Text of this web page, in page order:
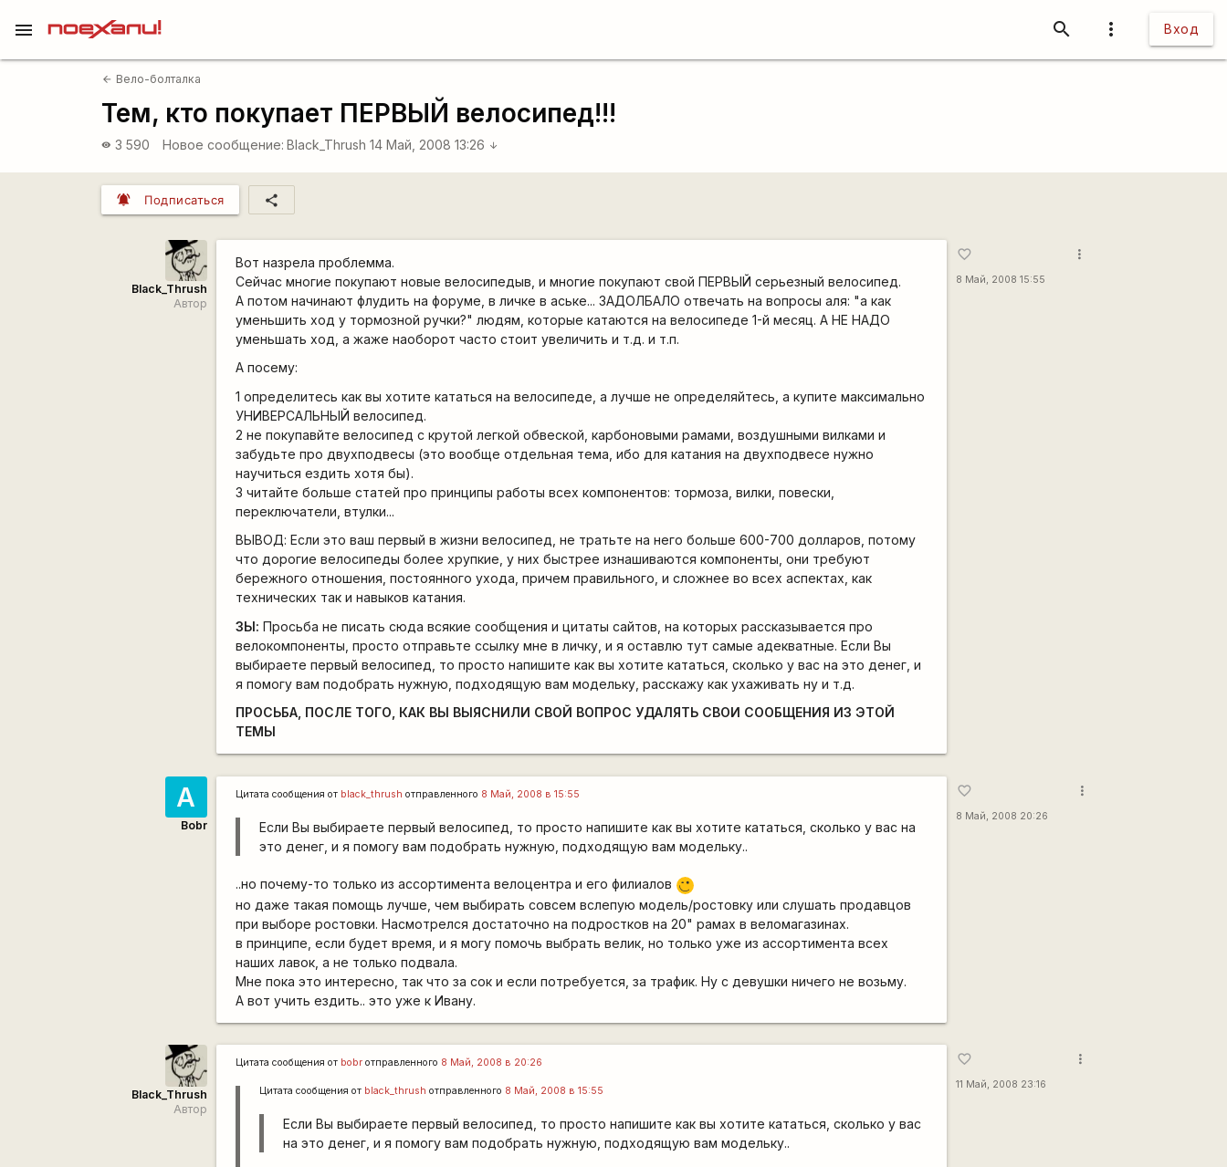
more_vert Вход
search
menu
arrow_back Вело-болталка
Тем, кто покупает ПЕРВЫЙ велосипед!!!
visibility 3 590 Новое сообщение: Black_Thrush 14 Май, 2008 13:26 arrow_downward
notifications_active Подписаться share
Black_Thrush
Автор
Вот назрела проблемма.
Сейчас многие покупают новые велосипедыв, и многие покупают свой ПЕРВЫЙ серьезный велосипед.
А потом начинают флудить на форуме, в личке в аське... ЗАДОЛБАЛО отвечать на вопросы аля: "а как
уменьшить ход у тормозной ручки?" людям, которые катаются на велосипеде 1-й месяц. А НЕ НАДО
уменьшать ход, а жаже наоборот часто стоит увеличить и т.д. и т.п.
А посему:
1 определитесь как вы хотите кататься на велосипеде, а лучше не определяйтесь, а купите максимально
УНИВЕРСАЛЬНЫЙ велосипед.
2 не покупавйте велосипед с крутой легкой обвеской, карбоновыми рамами, воздушными вилками и
забудьте про двухподвесы (это вообще отдельная тема, ибо для катания на двухподвесе нужно
научиться ездить хотя бы).
3 читайте больше статей про принципы работы всех компонентов: тормоза, вилки, повески,
переключатели, втулки...
ВЫВОД: Если это ваш первый в жизни велосипед, не тратьте на него больше 600-700 долларов, потому
что дорогие велосипеды более хрупкие, у них быстрее изнашиваются компоненты, они требуют
бережного отношения, постоянного ухода, причем правильного, и сложнее во всех аспектах, как
технических так и навыков катания.
ЗЫ: Просьба не писать сюда всякие сообщения и цитаты сайтов, на которых рассказывается про
велокомпоненты, просто отправьте ссылку мне в личку, и я оставлю тут самые адекватные. Если Вы
выбираете первый велосипед, то просто напишите как вы хотите кататься, сколько у вас на это денег, и
я помогу вам подобрать нужную, подходящую вам модельку, расскажу как ухаживать ну и т.д.
ПРОСЬБА, ПОСЛЕ ТОГО, КАК ВЫ ВЫЯСНИЛИ СВОЙ ВОПРОС УДАЛЯТЬ СВОИ СООБЩЕНИЯ ИЗ ЭТОЙ
ТЕМЫ
favorite_border
8 Май, 2008 15:55
more_vert
A
Bobr
Цитата сообщения от black_thrush отправленного 8 Май, 2008 в 15:55
Если Вы выбираете первый велосипед, то просто напишите как вы хотите кататься, сколько у вас на
это денег, и я помогу вам подобрать нужную, подходящую вам модельку..
..но почему-то только из ассортимента велоцентра и его филиалов
;)
но даже такая помощь лучше, чем выбирать совсем вслепую модель/ростовку или слушать продавцов
при выборе ростовки. Насмотрелся достаточно на подростков на 20" рамах в веломагазинах.
в принципе, если будет время, и я могу помочь выбрать велик, но только уже из ассортимента всех
наших лавок, а не только подвала.
Мне пока это интересно, так что за сок и если потребуется, за трафик. Ну с девушки ничего не возьму.
А вот учить ездить.. это уже к Ивану.
favorite_border
8 Май, 2008 20:26
more_vert
Black_Thrush
Автор
Цитата сообщения от bobr отправленного 8 Май, 2008 в 20:26
Цитата сообщения от black_thrush отправленного 8 Май, 2008 в 15:55
Если Вы выбираете первый велосипед, то просто напишите как вы хотите кататься, сколько у вас
на это денег, и я помогу вам подобрать нужную, подходящую вам модельку..
favorite_border
11 Май, 2008 23:16
more_vert